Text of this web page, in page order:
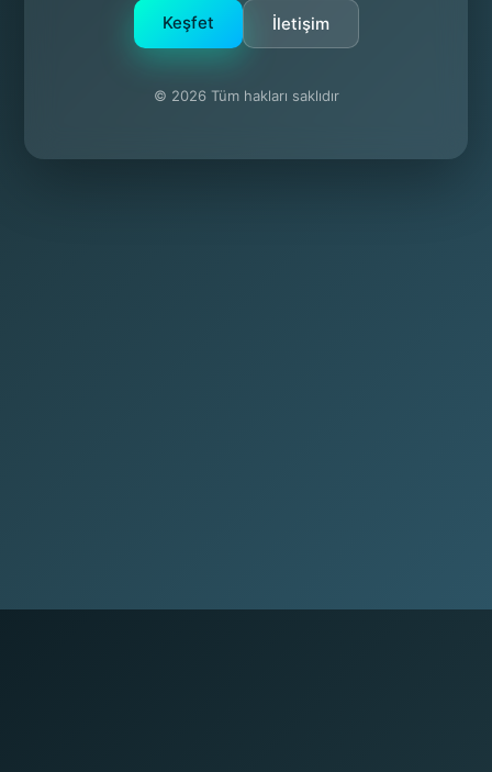
Keşfet İletişim
© 2026 Tüm hakları saklıdır